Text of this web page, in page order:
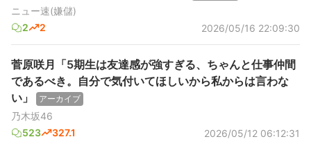
ニュー速(嫌儲)
2
2 2026/05/16 22:09:30
菅原咲月「5期生は友達感が強すぎる、ちゃんと仕事仲間
であるべき。自分で気付いてほしいから私からは言わな
い」
アーカイブ
乃木坂46
523
327.1 2026/05/12 06:12:31